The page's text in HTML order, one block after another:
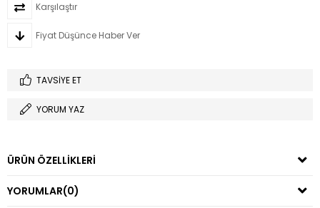
Karşılaştır
Fiyat Düşünce Haber Ver
TAVSIYE ET
YORUM YAZ
ÜRÜN ÖZELLIKLERI
YORUMLAR(0)